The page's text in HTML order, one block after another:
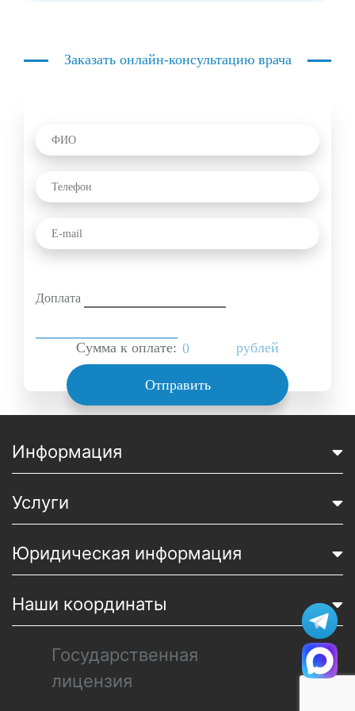
Заказать онлайн-консультацию врача
Доплата
Сумма к оплате: рублей
Отправить
Информация
Услуги
Юридическая информация
Наши координаты
Государственная
лицензия